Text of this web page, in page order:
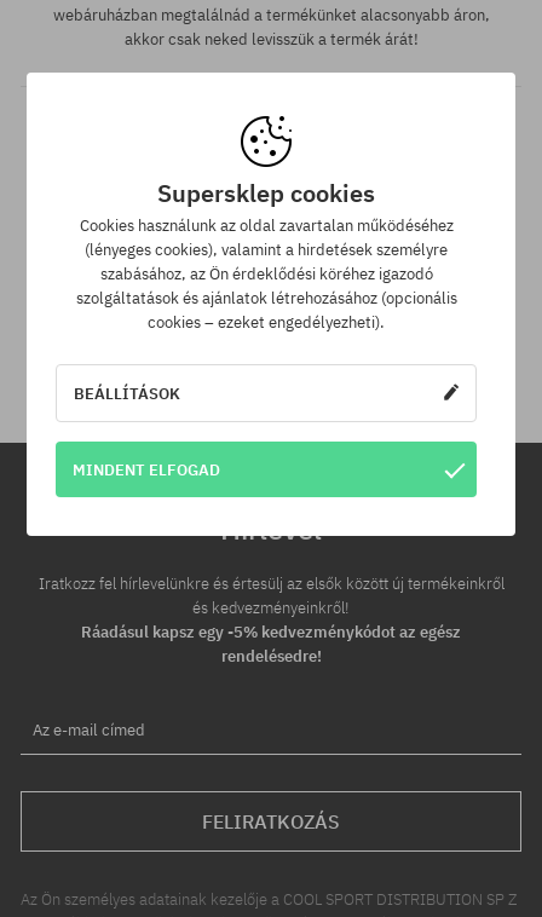
webáruházban megtalálnád a termékünket alacsonyabb áron,
akkor csak neked levisszük a termék árát!
30 nap az áru viszaküldésére
A termék visszaküldésére a csomag kézhezvételétől számítva
Hírlevél
Iratkozz fel hírlevelünkre és értesülj az elsők között új termékeinkről
és kedvezményeinkről!
Ráadásul kapsz egy -5% kedvezménykódot az egész
rendelésedre!
Az e-mail címed
FELIRATKOZÁS
Az Ön személyes adatainak kezelője a COOL SPORT DISTRIBUTION SP Z
Supersklep cookies
Cookies használunk az oldal zavartalan működéséhez
(lényeges cookies), valamint a hirdetések személyre
szabásához, az Ön érdeklődési köréhez igazodó
szolgáltatások és ajánlatok létrehozásához (opcionális
cookies – ezeket engedélyezheti).
BEÁLLÍTÁSOK
MINDENT ELFOGAD